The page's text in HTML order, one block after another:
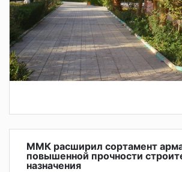
ММК расширил сортамент
повышенной прочности
назначения